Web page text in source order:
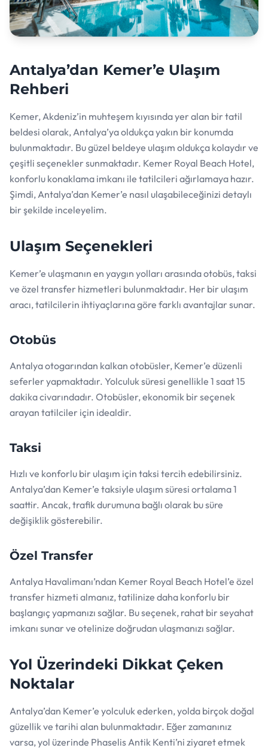
Antalya’dan Kemer’e Ulaşım
Rehberi
Kemer, Akdeniz’in muhteşem kıyısında yer alan bir tatil
beldesi olarak, Antalya’ya oldukça yakın bir konumda
bulunmaktadır. Bu güzel beldeye ulaşım oldukça kolaydır ve
çeşitli seçenekler sunmaktadır. Kemer Royal Beach Hotel,
konforlu konaklama imkanı ile tatilcileri ağırlamaya hazır.
Şimdi, Antalya’dan Kemer’e nasıl ulaşabileceğinizi detaylı
bir şekilde inceleyelim.
Ulaşım Seçenekleri
Kemer’e ulaşmanın en yaygın yolları arasında otobüs, taksi
ve özel transfer hizmetleri bulunmaktadır. Her bir ulaşım
aracı, tatilcilerin ihtiyaçlarına göre farklı avantajlar sunar.
Otobüs
Antalya otogarından kalkan otobüsler, Kemer’e düzenli
seferler yapmaktadır. Yolculuk süresi genellikle 1 saat 15
dakika civarındadır. Otobüsler, ekonomik bir seçenek
arayan tatilciler için idealdir.
Taksi
Hızlı ve konforlu bir ulaşım için taksi tercih edebilirsiniz.
Antalya’dan Kemer’e taksiyle ulaşım süresi ortalama 1
saattir. Ancak, trafik durumuna bağlı olarak bu süre
değişiklik gösterebilir.
Özel Transfer
Antalya Havalimanı’ndan Kemer Royal Beach Hotel’e özel
transfer hizmeti almanız, tatilinize daha konforlu bir
başlangıç yapmanızı sağlar. Bu seçenek, rahat bir seyahat
imkanı sunar ve otelinize doğrudan ulaşmanızı sağlar.
Yol Üzerindeki Dikkat Çeken
Noktalar
Antalya’dan Kemer’e yolculuk ederken, yolda birçok doğal
güzellik ve tarihi alan bulunmaktadır. Eğer zamanınız
varsa, yol üzerinde Phaselis Antik Kenti’ni ziyaret etmek